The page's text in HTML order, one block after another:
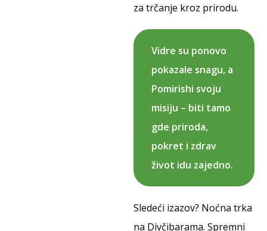
za trčanje kroz prirodu.
Vidre su ponovo
pokazale snagu, a
Pomirishi svoju
misiju – biti tamo
gde priroda,
pokret i zdrav
život idu zajedno.
Sledeći izazov? Noćna trka
na Divčibarama. Spremni